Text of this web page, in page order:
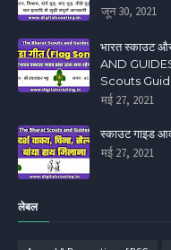
जून 30, 2021
भारत स्काउट
AND
Scouts
मई 27, 2021
स्काउट गाइड
मई 27, 2021
लेबल